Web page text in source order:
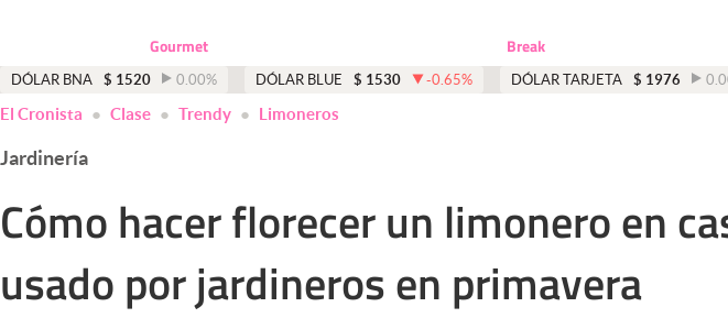
Otras secciones
Apertura
Infotechnology
Clase
Clima
Mundial 2026
Gourmet Break
DÓLAR BNA $ 1520 0.00% DÓLAR BLUE $ 1530 -0.65% DÓLAR TARJETA $ 1976
El Cronista Clase Trendy Limoneros
Jardinería
Cómo hacer florecer un limonero en
usado por jardineros en primavera